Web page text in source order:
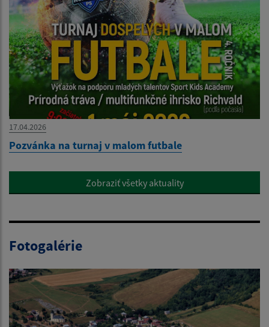
17.04.2026
Pozvánka na turnaj v malom futbale
Zobraziť všetky aktuality
Fotogalérie